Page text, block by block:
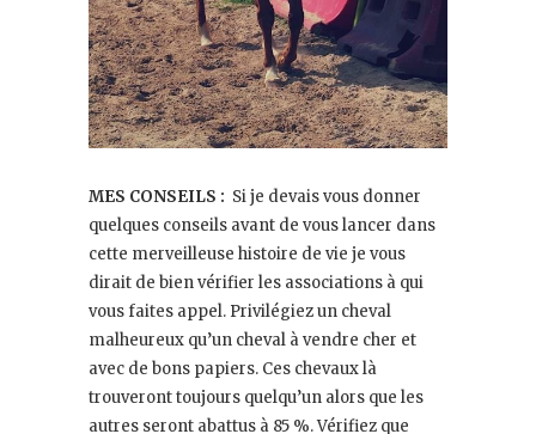
MES CONSEILS : Si je devais vous donner
quelques conseils avant de vous lancer dans
cette merveilleuse histoire de vie je vous
dirait de bien vérifier les associations à qui
vous faites appel. Privilégiez un cheval
malheureux qu’un cheval à vendre cher et
avec de bons papiers. Ces chevaux là
trouveront toujours quelqu’un alors que les
autres seront abattus à 85 %. Vérifiez que